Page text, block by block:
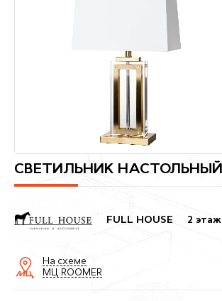
СВЕТИЛЬНИК НАСТОЛЬНЫЙ
FULL HOUSE 2 этаж
На схеме
МЦ ROOMER